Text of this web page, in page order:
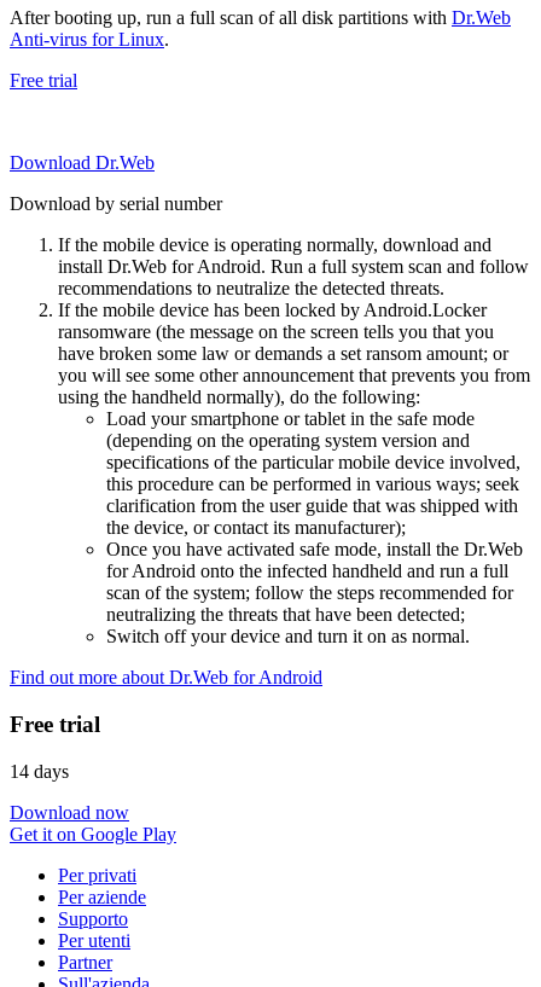
After booting up, run a full scan of all disk partitions with Dr.Web
Anti-virus for Linux.
Free trial
Download Dr.Web
Download by serial number
If the mobile device is operating normally, download and
install Dr.Web for Android. Run a full system scan and follow
recommendations to neutralize the detected threats.
If the mobile device has been locked by Android.Locker
ransomware (the message on the screen tells you that you
have broken some law or demands a set ransom amount; or
you will see some other announcement that prevents you from
using the handheld normally), do the following:
Load your smartphone or tablet in the safe mode
(depending on the operating system version and
specifications of the particular mobile device involved,
this procedure can be performed in various ways; seek
clarification from the user guide that was shipped with
the device, or contact its manufacturer);
Once you have activated safe mode, install the Dr.Web
for Android onto the infected handheld and run a full
scan of the system; follow the steps recommended for
neutralizing the threats that have been detected;
Switch off your device and turn it on as normal.
Find out more about Dr.Web for Android
Free trial
14 days
Download now
Get it on Google Play
Per privati
Per aziende
Supporto
Per utenti
Partner